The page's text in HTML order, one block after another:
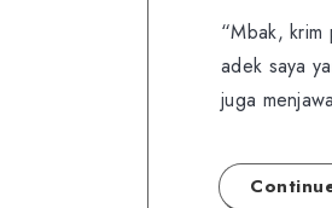
“Mbak, krim
adek saya
juga